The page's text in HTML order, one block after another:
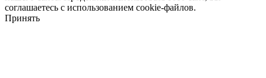
соглашаетесь с использованием cookie-файлов.
Принять